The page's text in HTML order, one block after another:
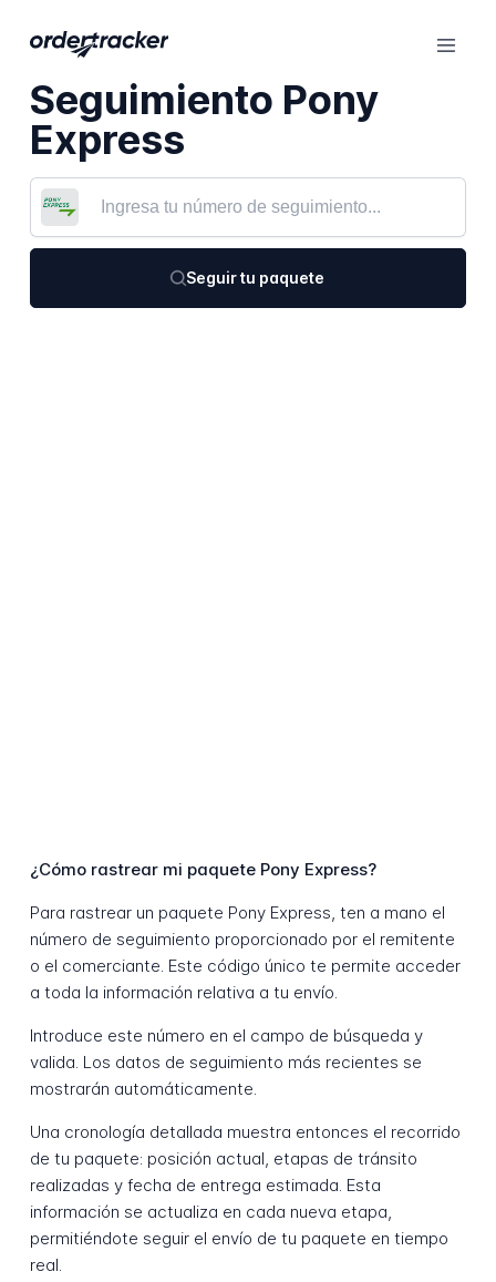
Seguimiento Pony
Express
Seguir tu paquete
¿Cómo rastrear mi paquete Pony Express?
Para rastrear un paquete Pony Express, ten a mano el
número de seguimiento proporcionado por el remitente
o el comerciante. Este código único te permite acceder
a toda la información relativa a tu envío.
Introduce este número en el campo de búsqueda y
valida. Los datos de seguimiento más recientes se
mostrarán automáticamente.
Una cronología detallada muestra entonces el recorrido
de tu paquete: posición actual, etapas de tránsito
realizadas y fecha de entrega estimada. Esta
información se actualiza en cada nueva etapa,
permitiéndote seguir el envío de tu paquete en tiempo
real.